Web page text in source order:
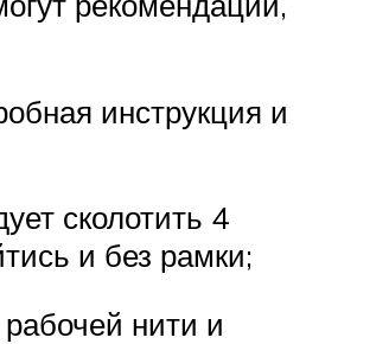
инструкция и
сколотить 4
и без рамки;
нити и